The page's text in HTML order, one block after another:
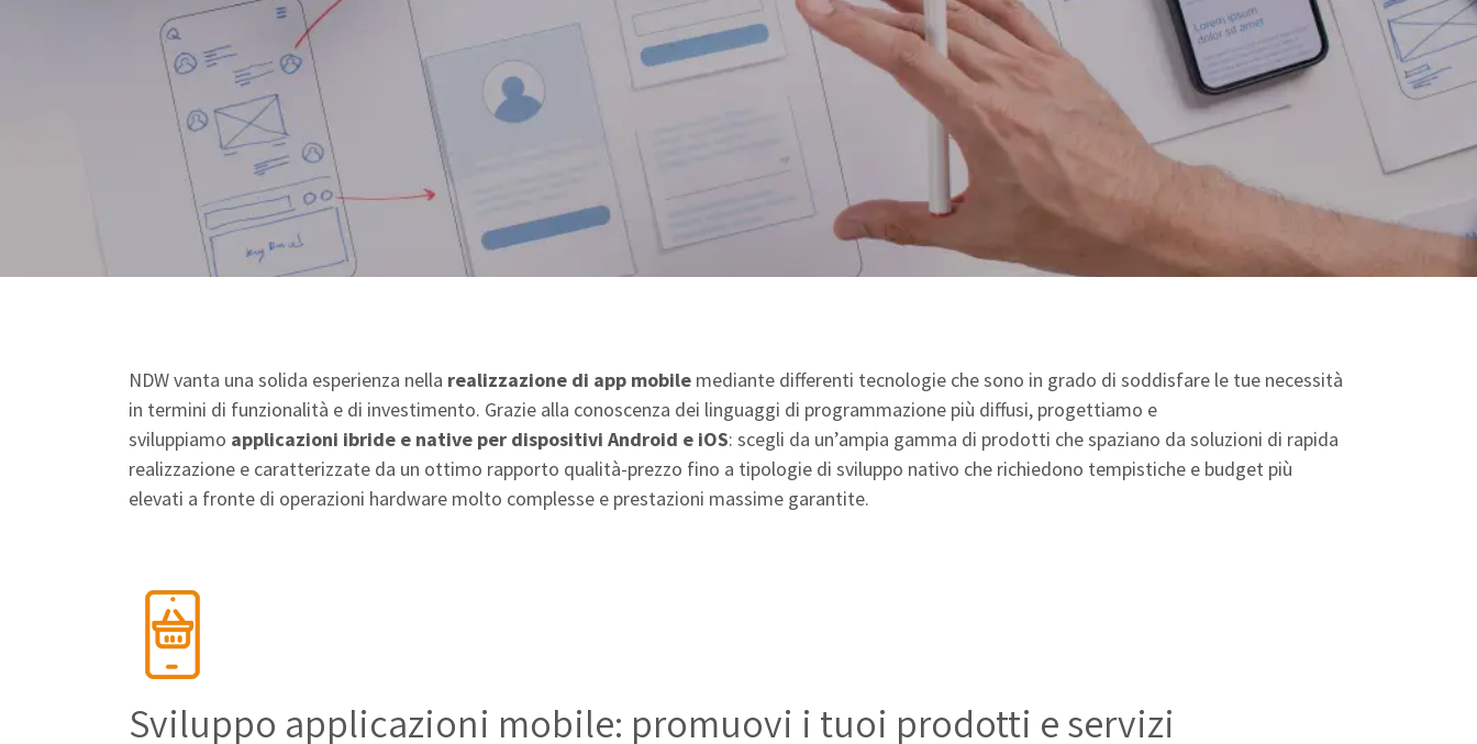
NDW vanta una solida esperienza nella realizzazione di app mobile mediante differenti tecnologie che sono in grado di soddisfare le tue necessità
in termini di funzionalità e di investimento. Grazie alla conoscenza dei linguaggi di programmazione più diffusi, progettiamo e
sviluppiamo applicazioni ibride e native per dispositivi Android e iOS: scegli da un’ampia gamma di prodotti che spaziano da soluzioni di rapida
realizzazione e caratterizzate da un ottimo rapporto qualità-prezzo fino a tipologie di sviluppo nativo che richiedono tempistiche e budget più
elevati a fronte di operazioni hardware molto complesse e prestazioni massime garantite.
Sviluppo applicazioni mobile: promuovi i tuoi prodotti e servizi